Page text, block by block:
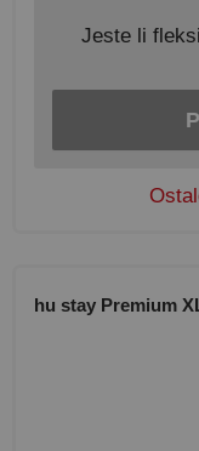
Jeste li
hu stay Premium